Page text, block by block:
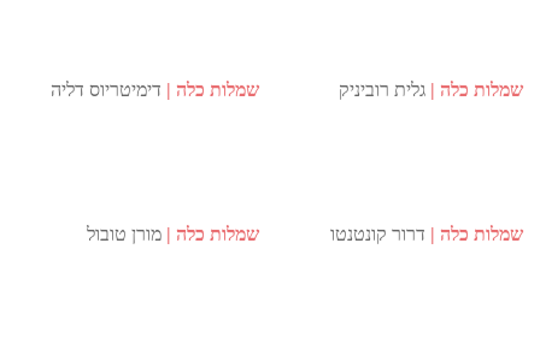
שמלות כלה גלית רוביניק שמלות כלה דימיטריוס דליה
שמלות כלה דרור קונטנטו שמלות כלה מורן טובול